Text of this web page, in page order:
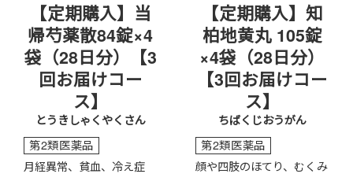
【定期購入】当
帰芍薬散84錠×4
袋（28日分）【3
回お届けコー
ス】
とうきしゃくやくさん
第2類医薬品
月経異常、貧血、冷え症
【定期購入】知
柏地黄丸 105錠
×4袋（28日分）
【3回お届けコー
ス】
ちばくじおうがん
第2類医薬品
顔や四肢のほてり、むくみ